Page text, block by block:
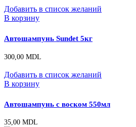
Добавить в список желаний
В корзину
Автошампунь Sundet 5кг
300,00 MDL
Добавить в список желаний
В корзину
Автошампунь с воском 550мл
35,00 MDL